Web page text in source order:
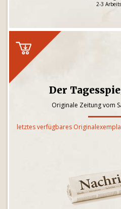
2-3
Der
Originale Zeitung vom
letztes verfügbares